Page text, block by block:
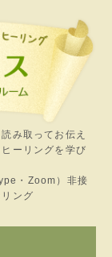
み取ってお伝え
ーリングを学び
・Zoom）非接
ング